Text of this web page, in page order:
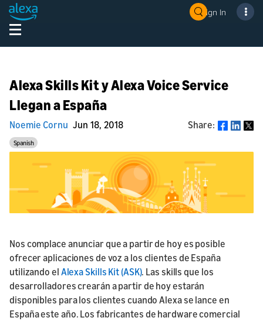
Sign In
Alexa Skills Kit y Alexa Voice Service
Llegan a España
Noemie Cornu Jun 18, 2018 Share: Share
Spanish
Nos complace anunciar que a partir de hoy es posible
ofrecer aplicaciones de voz a los clientes de España
utilizando el Alexa Skills Kit (ASK). Las skills que los
desarrolladores crearán a partir de hoy estarán
disponibles para los clientes cuando Alexa se lance en
España este año. Los fabricantes de hardware comercial